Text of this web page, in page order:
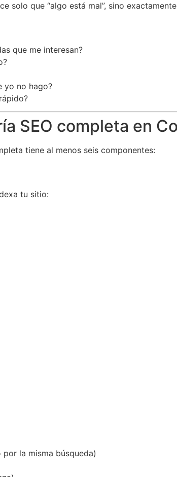
solo que “algo está mal”, sino
que me interesan?
yo no hago?
SEO completa en
tiene al menos seis componentes:
tu sitio:
la misma búsqueda)